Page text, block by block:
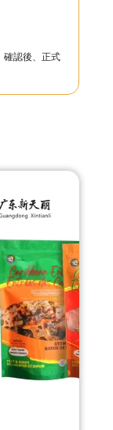
確認後、正式